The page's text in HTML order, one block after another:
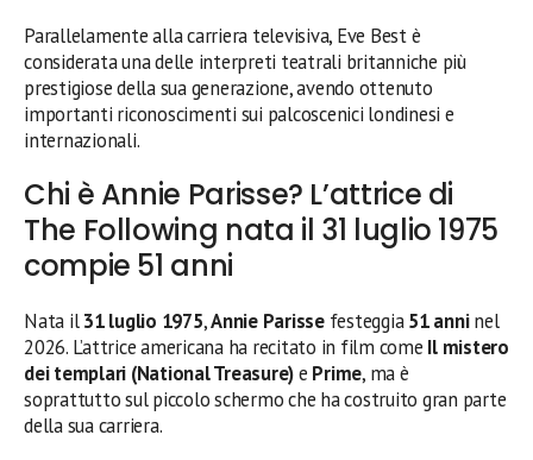
Parallelamente alla carriera televisiva, Eve Best è
considerata una delle interpreti teatrali britanniche più
prestigiose della sua generazione, avendo ottenuto
importanti riconoscimenti sui palcoscenici londinesi e
internazionali.
Chi è Annie Parisse? L’attrice di
The Following nata il 31 luglio 1975
compie 51 anni
Nata il31 luglio 1975,Annie Parissefesteggia51 anninel
2026. L’attrice americana ha recitato in film come Il mistero
dei templari (National Treasure)e Prime, ma è
soprattutto sul piccolo schermo che ha costruito gran parte
della sua carriera.